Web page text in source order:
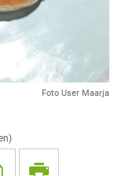
Foto User Maarja